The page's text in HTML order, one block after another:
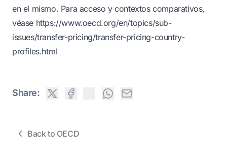
en el mismo. Para acceso y contextos comparativos,
véase https://www.oecd.org/en/topics/sub-
issues/transfer-pricing/transfer-pricing-country-
profiles.html
Share:
Back to OECD